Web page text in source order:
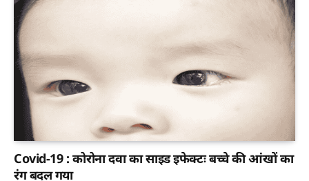
Covid-19 : कोरोना दवा का साइड इफेक्टः बच्चे की आंखों का
रंग बदल गया